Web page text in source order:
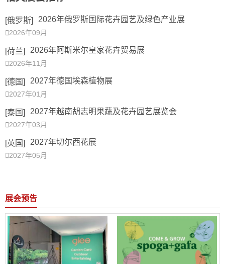
[俄罗斯] 2026年俄罗斯国际花卉园艺及绿色产业展
2026年09月
[荷兰] 2026年阿斯米尔皇家花卉贸易展
2026年11月
[德国] 2027年德国埃森植物展
2027年01月
[泰国] 2027年越南胡志明果蔬及花卉园艺展览会
2027年03月
[英国] 2027年切尔西花展
2027年05月
展会预告